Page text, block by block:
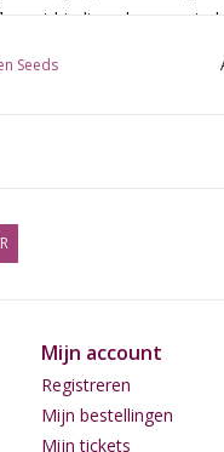
biedt veel gewenste
met haar voorkeur
CBD:
Binnen: 450 - 500
Seeds
Mijn account
Registreren
Mijn bestellingen
Mijn tickets